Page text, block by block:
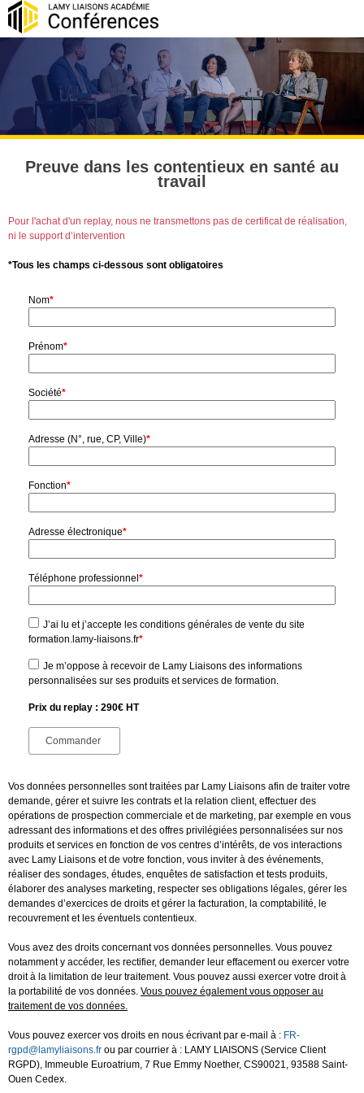
Preuve dans les contentieux en santé au
travail
Pour l'achat d'un replay, nous ne transmettons pas de certificat de réalisation,
ni le support d’intervention
*Tous les champs ci-dessous sont obligatoires
Nom*
Prénom*
Société*
Adresse (N°, rue, CP, Ville)*
Fonction*
Adresse électronique*
Téléphone professionnel *
J’ai lu et j’accepte les conditions générales de vente du site
formation.lamy-liaisons.fr*
Je m’oppose à recevoir de Lamy Liaisons des informations
personnalisées sur ses produits et services de formation.
Prix du replay : 290€ HT
Vos données personnelles sont traitées par Lamy Liaisons afin de traiter votre
demande, gérer et suivre les contrats et la relation client, effectuer des
opérations de prospection commerciale et de marketing, par exemple en vous
adressant des informations et des offres privilégiées personnalisées sur nos
produits et services en fonction de vos centres d’intérêts, de vos interactions
avec Lamy Liaisons et de votre fonction, vous inviter à des événements,
réaliser des sondages, études, enquêtes de satisfaction et tests produits,
élaborer des analyses marketing, respecter ses obligations légales, gérer les
demandes d’exercices de droits et gérer la facturation, la comptabilité, le
recouvrement et les éventuels contentieux.
Vous avez des droits concernant vos données personnelles. Vous pouvez
notamment y accéder, les rectifier, demander leur effacement ou exercer votre
droit à la limitation de leur traitement. Vous pouvez aussi exercer votre droit à
la portabilité de vos données. Vous pouvez également vous opposer au
traitement de vos données.
Vous pouvez exercer vos droits en nous écrivant par e-mail à : FR-
rgpd@lamyliaisons.fr ou par courrier à : LAMY LIAISONS (Service Client
RGPD), Immeuble Euroatrium, 7 Rue Emmy Noether, CS90021, 93588 Saint-
Ouen Cedex.